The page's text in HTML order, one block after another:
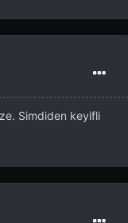
Simdiden keyifli